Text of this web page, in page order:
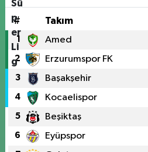
# Takım
1 Amed
2 Erzurumspor FK
3 Başakşehir
4 Kocaelispor
5 Beşiktaş
6 Eyüpspor